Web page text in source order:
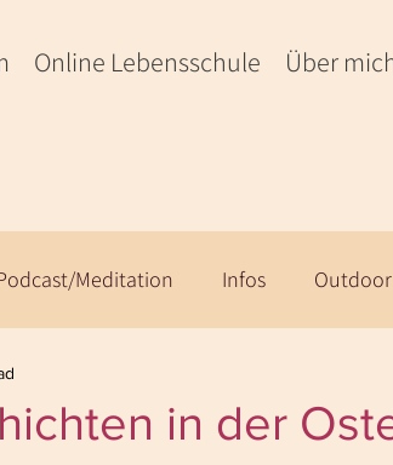
Online Lebensschule Über
Meditation Infos Outdoor
in der